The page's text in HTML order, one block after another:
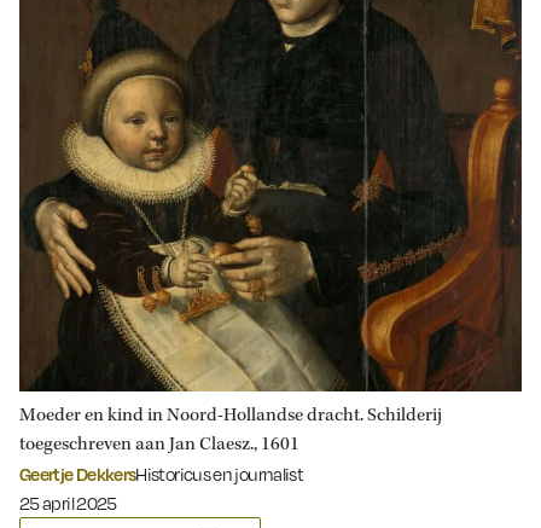
Moeder en kind in Noord-Hollandse dracht. Schilderij
toegeschreven aan Jan Claesz., 1601
Geertje DekkersHistoricus en journalist
Gepubliceerd op:
25 april 2025